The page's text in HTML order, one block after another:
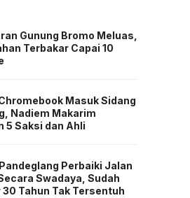
Gunung Bromo Meluas,
Terbakar Capai 10
Masuk Sidang
Nadiem Makarim
5 Saksi dan Ahli
Perbaiki Jalan
Swadaya, Sudah
30 Tahun Tak Tersentuh